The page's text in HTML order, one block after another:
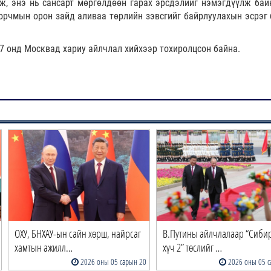
энэ нь сансарт мөргөлдөөн гарах эрсдэлийг нэмэгдүүлж
орон зайд аливаа төрлийн зэвсгийг байрлуулахын эсрэг
Москвад хариу айлчлал хийхээр тохиролцсон байна.
ОХУ, БНХАУ-ын сайн хөрш, найрсаг
хамтын ажилл…
2026 оны 05 сарын 20
В.Путины айлчлалаар
хүч 2” төслийг …
2026 оны 05